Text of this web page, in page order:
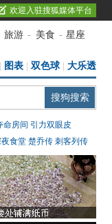
欢迎入驻搜狐媒体平台
旅游 - 美食 - 星座
图表 双色球| 大乐透
命房间 引力双眼皮
食堂 楚乔传 刺客列传